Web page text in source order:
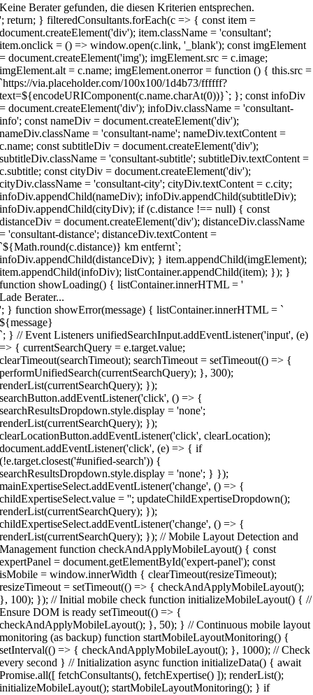
Keine Berater gefunden, die diesen Kriterien entsprechen.
'; return; } filteredConsultants.forEach(c => { const item =
document.createElement('div'); item.className = 'consultant';
item.onclick = () => window.open(c.link, '_blank'); const imgElement
= document.createElement('img'); imgElement.src = c.image;
imgElement.alt = c.name; imgElement.onerror = function () { this.src =
`https://via.placeholder.com/100x100/1d4b73/ffffff?
text=${encodeURIComponent(c.name.charAt(0))}`; }; const infoDiv
= document.createElement('div'); infoDiv.className = 'consultant-
info'; const nameDiv = document.createElement('div');
nameDiv.className = 'consultant-name'; nameDiv.textContent =
c.name; const subtitleDiv = document.createElement('div');
subtitleDiv.className = 'consultant-subtitle'; subtitleDiv.textContent =
c.subtitle; const cityDiv = document.createElement('div');
cityDiv.className = 'consultant-city'; cityDiv.textContent = c.city;
infoDiv.appendChild(nameDiv); infoDiv.appendChild(subtitleDiv);
infoDiv.appendChild(cityDiv); if (c.distance !== null) { const
distanceDiv = document.createElement('div'); distanceDiv.className
= 'consultant-distance'; distanceDiv.textContent =
`${Math.round(c.distance)} km entfernt`;
infoDiv.appendChild(distanceDiv); } item.appendChild(imgElement);
item.appendChild(infoDiv); listContainer.appendChild(item); }); }
function showLoading() { listContainer.innerHTML = '
Lade Berater...
'; } function showError(message) { listContainer.innerHTML = `
${message}
`; } // Event Listeners unifiedSearchInput.addEventListener('input', (e)
=> { currentSearchQuery = e.target.value;
clearTimeout(searchTimeout); searchTimeout = setTimeout(() => {
performUnifiedSearch(currentSearchQuery); }, 300);
renderList(currentSearchQuery); });
searchButton.addEventListener('click', () => {
searchResultsDropdown.style.display = 'none';
renderList(currentSearchQuery); });
clearLocationButton.addEventListener('click', clearLocation);
document.addEventListener('click', (e) => { if
(!e.target.closest('#unified-search')) {
searchResultsDropdown.style.display = 'none'; } });
mainExpertiseSelect.addEventListener('change', () => {
childExpertiseSelect.value = ''; updateChildExpertiseDropdown();
renderList(currentSearchQuery); });
childExpertiseSelect.addEventListener('change', () => {
renderList(currentSearchQuery); }); // Mobile Layout Detection and
Management function checkAndApplyMobileLayout() { const
expertPanel = document.getElementById('expert-panel'); const
isMobile = window.innerWidth { clearTimeout(resizeTimeout);
resizeTimeout = setTimeout(() => { checkAndApplyMobileLayout();
}, 100); }); // Initial mobile check function initializeMobileLayout() { //
Ensure DOM is ready setTimeout(() => {
checkAndApplyMobileLayout(); }, 50); } // Continuous mobile layout
monitoring (as backup) function startMobileLayoutMonitoring() {
setInterval(() => { checkAndApplyMobileLayout(); }, 1000); // Check
every second } // Initialization async function initializeData() { await
Promise.all([ fetchConsultants(), fetchExpertise() ]); renderList();
initializeMobileLayout(); startMobileLayoutMonitoring(); } if